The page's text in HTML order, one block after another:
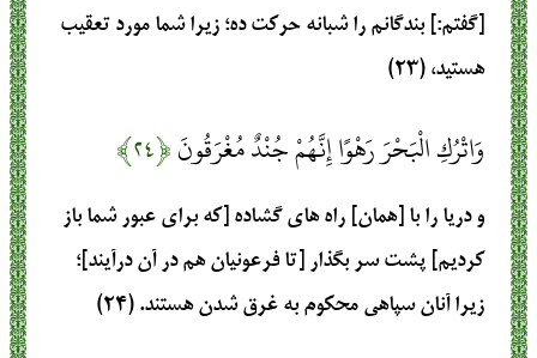
[گفتم:] بندگانم را شبانه حرکت ده؛ زیرا شما مورد تعقیب
هستید، (۲۳)
وَاتْرُكِ الْبَحْرَ رَهْوًا إِنَّهُمْ جُنْدٌ مُغْرَقُونَ﴿۲۴﴾
و دریا را با [همان] راه های گشاده [که برای عبور شما باز
کردیم] پشت سر بگذار [تا فرعونیان هم در آن درآیند]؛
زیرا آنان سپاهی محکوم به غرق شدن هستند. (۲۴)